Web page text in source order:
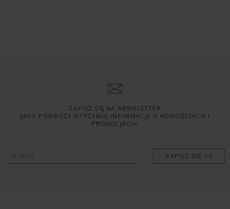
ZAPISZ SIĘ NA NEWSLETTER
JAKO PIERWSZY OTRZYMUJ INFORMACJE O NOWOŚCIACH I
PROMOCJACH!
ZAPISZ SIĘ